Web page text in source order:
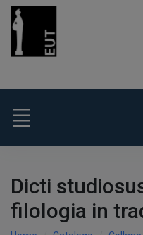
Dicti
filologia in